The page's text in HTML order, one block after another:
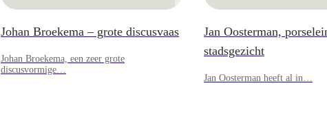
Johan Broekema – grote discusvaas
Johan Broekema, een zeer grote
discusvormige…
Jan Oosterman,
stadsgezicht
Jan Oosterman heeft al in…